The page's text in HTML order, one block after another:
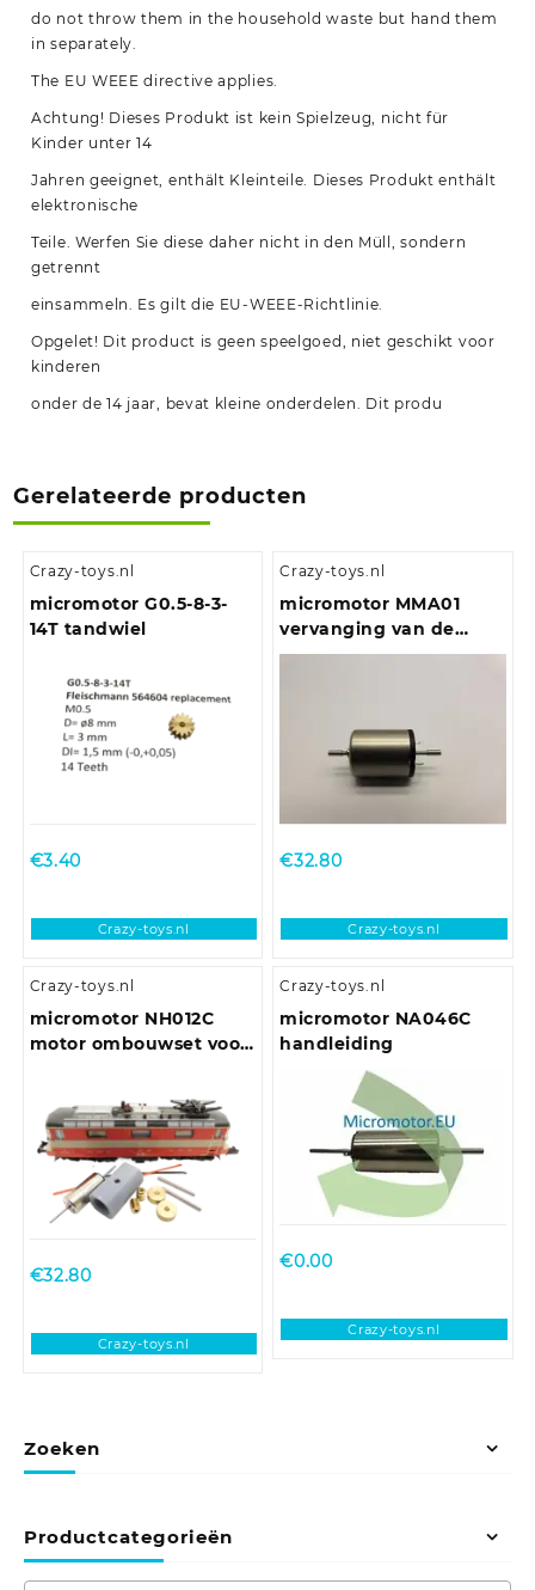
do not throw them in the household waste but hand them
in separately.
The EU WEEE directive applies.
Achtung! Dieses Produkt ist kein Spielzeug, nicht für
Kinder unter 14
Jahren geeignet, enthält Kleinteile. Dieses Produkt enthält
elektronische
Teile. Werfen Sie diese daher nicht in den Müll, sondern
getrennt
einsammeln. Es gilt die EU-WEEE-Richtlinie.
Opgelet! Dit product is geen speelgoed, niet geschikt voor
kinderen
onder de 14 jaar, bevat kleine onderdelen. Dit produ
Gerelateerde producten
Crazy-toys.nl
micromotor G0.5-8-3-
14T tandwiel
€3.40
Crazy-toys.nl
Crazy-toys.nl
micromotor MMA01
vervanging van de
ronde Mashima 1620
€32.80
Crazy-toys.nl
Crazy-toys.nl
micromotor NH012C
motor ombouwset voor
€32.80
Crazy-toys.nl
Crazy-toys.nl
micromotor NA046C
handleiding
€0.00
Crazy-toys.nl
Zoeken
Productcategorieën